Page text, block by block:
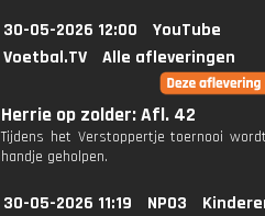
30-05-2026 12:00
YouTube
Voetbal.TV
Alle afleveringen
Herrie op zolder: Afl. 42
Tijdens het Verstoppertje toernooi
handje geholpen.
30-05-2026 11:19 NPO3